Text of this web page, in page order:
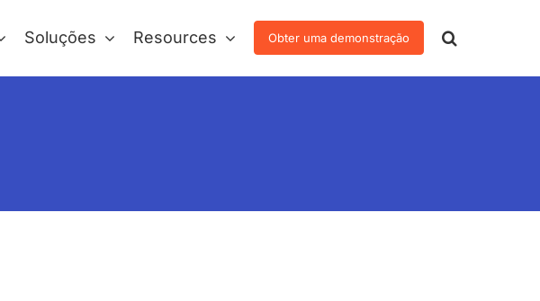
Soluções Resources Obter uma demonstração